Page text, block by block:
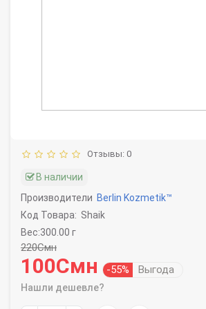
Отзывы: 0
В наличии
Производители Berlin Kozmetik™
Код Товара: Shaik
Вес:300.00 г
220Смн
100Смн -55% Выгода
Нашли дешевле?